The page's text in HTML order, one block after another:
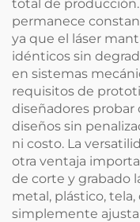
total de
permanece
ya que el láser
idénticos sin
en sistemas
requisitos de
diseñadores
diseños sin
ni costo. La
otra ventaja
de corte y grabado
metal, plástico,
simplemente